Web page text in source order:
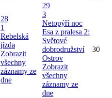
28
1
Rebelská
jízda
Zobrazit
všechny
záznamy ze
dne
29
3
Netopýří noc
Esa z pralesa 2:
Světové
dobrodružství
Ostrov
Zobrazit
všechny
záznamy ze
dne
30